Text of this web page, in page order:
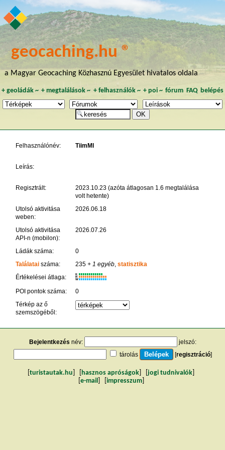
geocaching.hu ®
a Magyar Geocaching Közhasznú Egyesület hivatalos oldala
+ geoládák~ +megtalálások ~ + felhasználók~ + poi~ fórum FAQ belépés
Felhasználónév: TiimMI
Leírás:
Regisztrált:
2023.10.23 (azóta átlagosan 1.6 megtalálása
volt hetente)
Utolsó aktivitása
weben:
2026.06.18
Utolsó aktivitása
API-n (mobilon):
2026.07.26
Ládák száma:
0
Találataiszáma: 235+ 1 egyéb, statisztika
Értékelései átlaga:
K
R
W
POI pontok száma:
0
Térkép az ő
szemszögéből:
Bejelentkezés név:
jelszó:
tárolás
[regisztráció]
turistautak.hu hasznos apróságok jogi tudnivalók
e-mail impresszum]